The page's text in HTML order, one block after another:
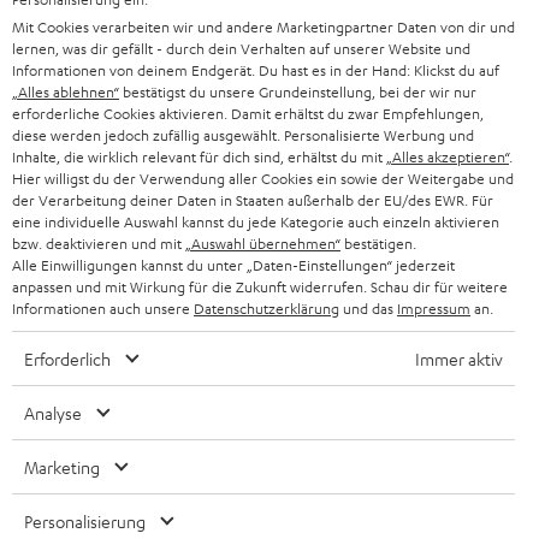
g
SMART HOME
BLUETOOTH-LAUTSPRECHER
KOPFHÖRER
BLUETOOTH-KOPFHÖRER
STEREOANLAGEN
LAUTSPRECHER
ULTIMA-SERIE
IN-EAR-KOPFHÖRER
FANSHOP
NEUHEITEN
GESCHÄFTSKUNDEN
PARTNERPROGRAMM
BLOG
NEWSLETTER
STORES
DEINE VORTEILE BEI TEUFEL
UNSER MANAGEMENT
NACHHALTIGKEIT
UNSERE WERTE
ÖSTERREICH
SCHWEIZ
NIEDERLANDE
BELGIEN
FRANKREICH
POLEN
SPANIEN
ITALIEN
Technische Änderungen, Tippfehler und Irrtum vorbehalten. Das auf unseren
Mit Cookies verarbeiten wir und andere Marketingpartner Daten von dir und
lernen, was dir gefällt - durch dein Verhalten auf unserer Website und
Informationen von deinem Endgerät. Du hast es in der Hand: Klickst du auf
„Alles ablehnen“ bestätigst du unsere Grundeinstellung, bei der wir nur
erforderliche Cookies aktivieren. Damit erhältst du zwar Empfehlungen,
diese werden jedoch zufällig ausgewählt. Personalisierte Werbung und
Inhalte, die wirklich relevant für dich sind, erhältst du mit „Alles akzeptieren“.
Hier willigst du der Verwendung aller Cookies ein sowie der Weitergabe und
der Verarbeitung deiner Daten in Staaten außerhalb der EU/des EWR. Für
eine individuelle Auswahl kannst du jede Kategorie auch einzeln aktivieren
bzw. deaktivieren und mit „Auswahl übernehmen“ bestätigen.
Alle Einwilligungen kannst du unter „Daten-Einstellungen“ jederzeit
anpassen und mit Wirkung für die Zukunft widerrufen. Schau dir für weitere
Informationen auch unsere Datenschutzerklärung und das Impressum an.
Erforderlich Immer aktiv
Analyse
Marketing
Personalisierung